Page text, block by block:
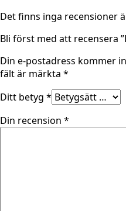
Det finns inga recensioner
Bli först med att recensera
Din e-postadress kommer
fält är märkta *
Ditt betyg *
Din recension *